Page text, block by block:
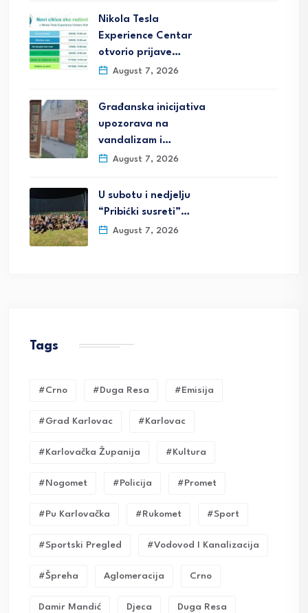
Nikola Tesla
Experience Centar
otvorio prijave…
August 7, 2026
Građanska inicijativa
upozorava na
vandalizam i…
August 7, 2026
U subotu i nedjelju
“Pribićki susreti”…
August 7, 2026
Tags
#crno #duga Resa #emisija
#grad Karlovac #karlovac
#karlovačka Županija #kultura
#nogomet #policija #promet
#pu Karlovačka #rukomet #sport
#sportski Pregled #vodovod I Kanalizacija
#Špreha Aglomeracija Crno
Damir Mandić Djeca Duga Resa